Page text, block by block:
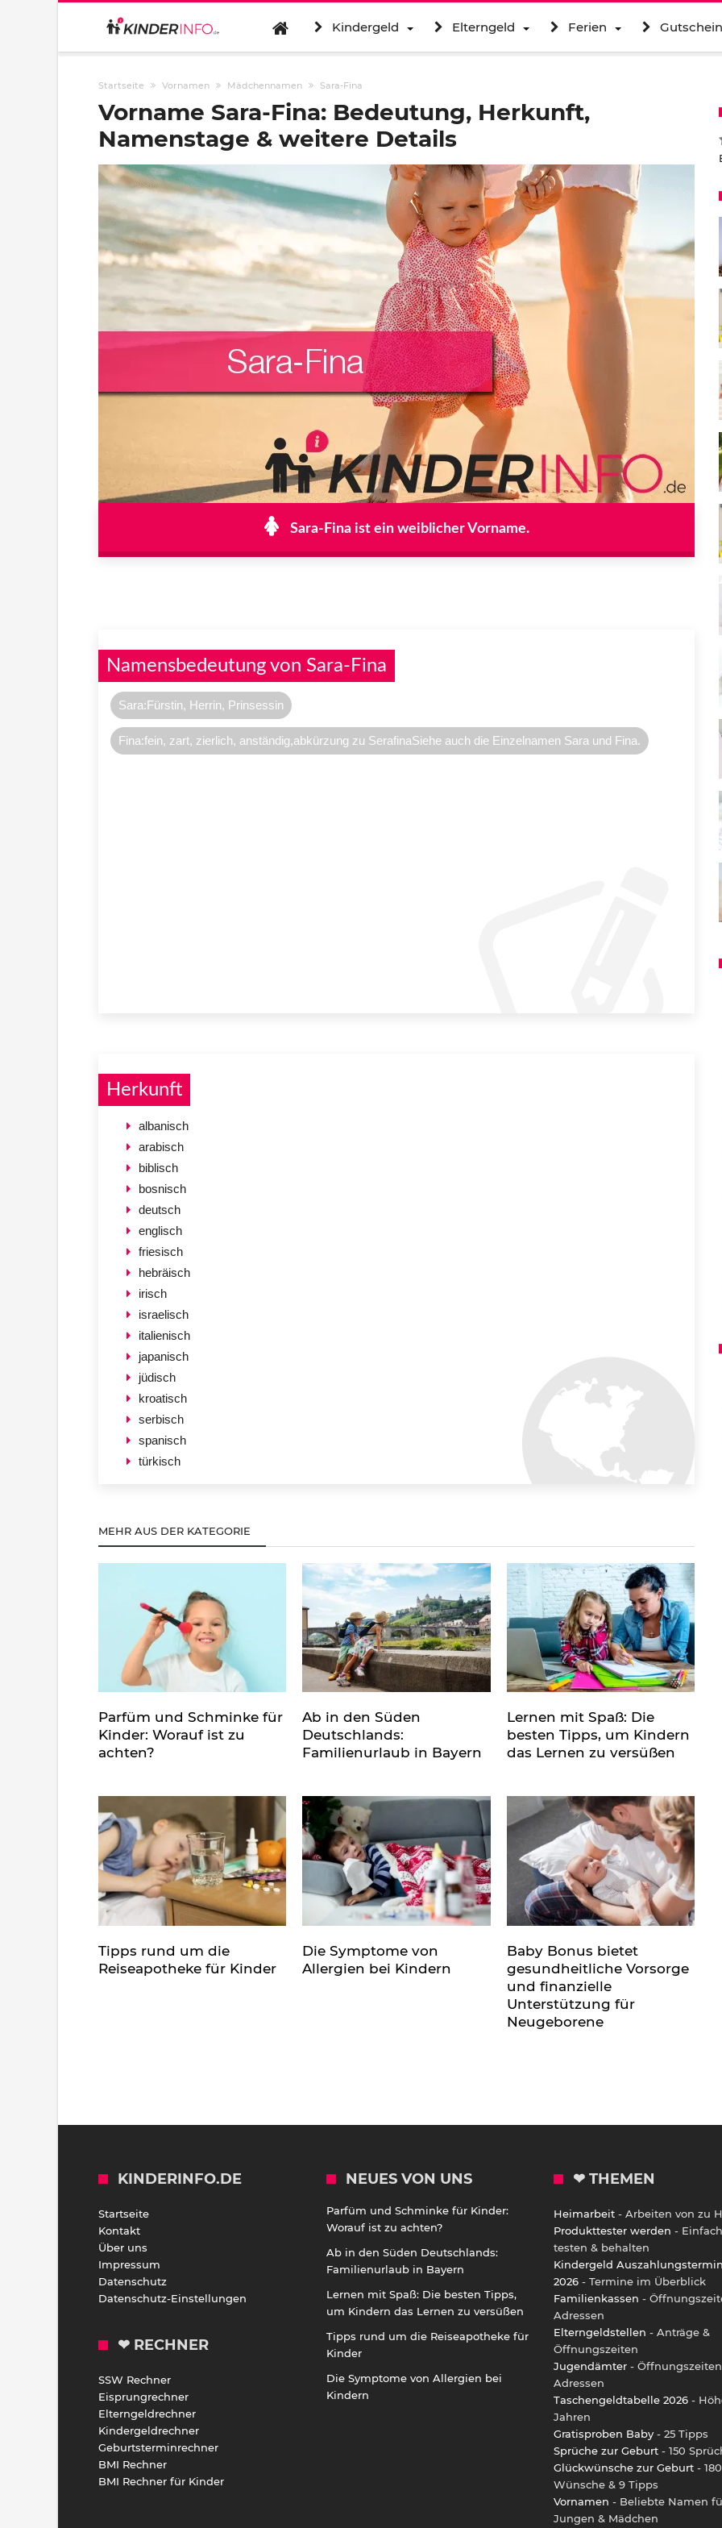
Kindergeld Elterngeld Ferien
Startseite Vornamen Mädchennamen Sara-Fina
Vorname Sara-Fina: Bedeutung, Herkunft,
Namenstage & weitere Details
Sara-Fina ist ein weiblicher Vorname.
Namensbedeutung von Sara-Fina
Sara:Fürstin, Herrin, Prinsessin
Fina:fein, zart, zierlich, anständig,abkürzung zu SerafinaSiehe auch die Einzelnamen Sara und Fina.
Herkunft
albanisch
arabisch
biblisch
bosnisch
deutsch
englisch
friesisch
hebräisch
irisch
israelisch
italienisch
japanisch
jüdisch
kroatisch
serbisch
spanisch
türkisch
MEHR AUS DER KATEGORIE
Parfüm und Schminke für
Kinder: Worauf ist zu
achten?
Ab in den Süden
Deutschlands:
Familienurlaub in Bayern
Lernen mit Spaß: Die
besten Tipps, um Kindern
das Lernen zu versüßen
Tipps rund um die
Reiseapotheke für Kinder
Die Symptome von
Allergien bei Kindern
Baby Bonus bietet
gesundheitliche Vorsorge
und finanzielle
Unterstützung für
Neugeborene
KINDERINFO.DE
Startseite
Kontakt
Über uns
Impressum
Datenschutz
Datenschutz-Einstellungen
❤ RECHNER
SSW Rechner
Eisprungrechner
Elterngeldrechner
Kindergeldrechner
Geburtsterminrechner
BMI Rechner
BMI Rechner für Kinder
NEUES VON UNS
Parfüm und Schminke für Kinder:
Worauf ist zu achten?
Ab in den Süden Deutschlands:
Familienurlaub in Bayern
Lernen mit Spaß: Die besten Tipps,
um Kindern das Lernen zu versüßen
Tipps rund um die Reiseapotheke für
Kinder
Die Symptome von Allergien bei
Kindern
❤ THEMEN
Heimarbeit - Arbeiten von zu
Produkttester werden - Einfach
testen & behalten
Kindergeld
2026 - Termine im Überblick
Familienkassen -
Adressen
Elterngeldstellen - Anträge &
Öffnungszeiten
Jugendämter -
Adressen
Taschengeldtabelle 2026 -
Jahren
Gratisproben Baby - 25 Tipps
Sprüche zur Geburt - 150
Glückwünsche zur Geburt - 180
Wünsche & 9 Tipps
Vornamen - Beliebte Namen
Jungen & Mädchen